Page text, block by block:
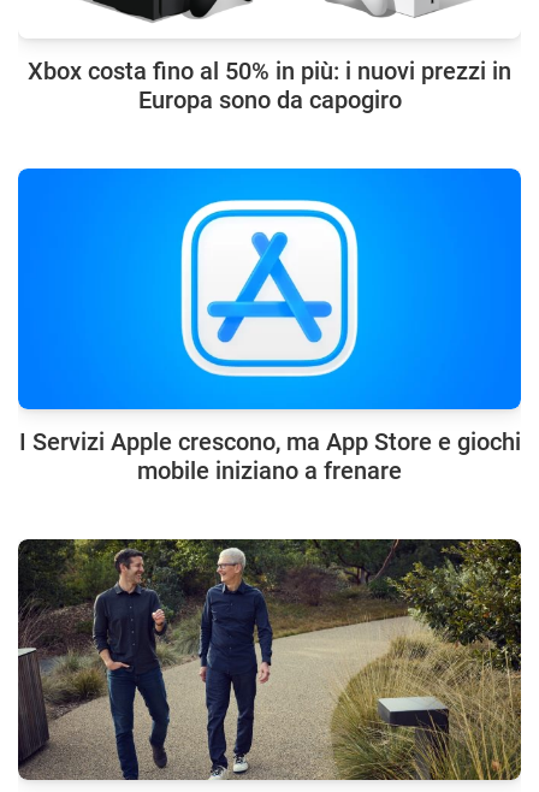
Xbox costa fino al 50% in più: i nuovi prezzi in
Europa sono da capogiro
I Servizi Apple crescono, ma App Store e giochi
mobile iniziano a frenare